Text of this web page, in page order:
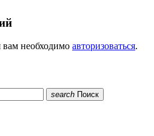
вам необходимо авторизоваться.
search Поиск